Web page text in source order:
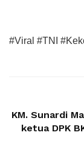
#Viral #TNI
KM. Sunardi
ketua DPK